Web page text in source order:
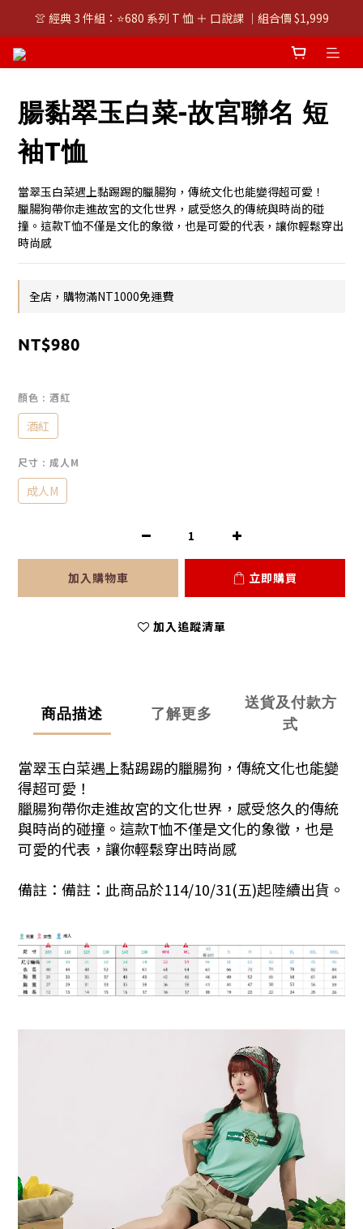
👚 經典 3 件組：⭐680 系列 T 恤 ＋ 口說課 ｜組合價 $1,999
👚 經典 3 件組：⭐680 系列 T 恤 ＋ 口說課 ｜組合價 $1,999
腸黏翠玉白菜-故宮聯名 短
袖T恤
當翠玉白菜遇上黏踢踢的臘腸狗，傳統文化也能變得超可愛！
臘腸狗帶你走進故宮的文化世界，感受悠久的傳統與時尚的碰
撞。這款T恤不僅是文化的象徵，也是可愛的代表，讓你輕鬆穿出
時尚感
全店，購物滿NT1000免運費
NT$980
顏色 : 酒紅
酒紅
尺寸 : 成人M
成人M
加入購物車 立即購買
加入追蹤清單
商品描述 了解更多
送貨及付款方
式
當翠玉白菜遇上黏踢踢的臘腸狗，傳統文化也能變
得超可愛！
臘腸狗帶你走進故宮的文化世界，感受悠久的傳統
與時尚的碰撞。這款T恤不僅是文化的象徵，也是
可愛的代表，讓你輕鬆穿出時尚感
備註：備註：此商品於114/10/31(五)起陸續出貨。